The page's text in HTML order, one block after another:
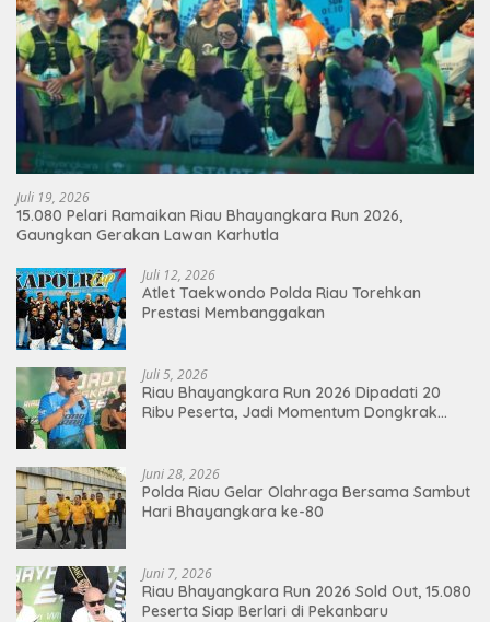
Juli 19, 2026
15.080 Pelari Ramaikan Riau Bhayangkara Run 2026,
Gaungkan Gerakan Lawan Karhutla
Juli 12, 2026
Atlet Taekwondo Polda Riau Torehkan
Prestasi Membanggakan
Juli 5, 2026
Riau Bhayangkara Run 2026 Dipadati 20
Ribu Peserta, Jadi Momentum Dongkrak
Juni 28, 2026
Polda Riau Gelar Olahraga Bersama Sambut
Hari Bhayangkara ke-80
Juni 7, 2026
Riau Bhayangkara Run 2026 Sold Out, 15.080
Peserta Siap Berlari di Pekanbaru